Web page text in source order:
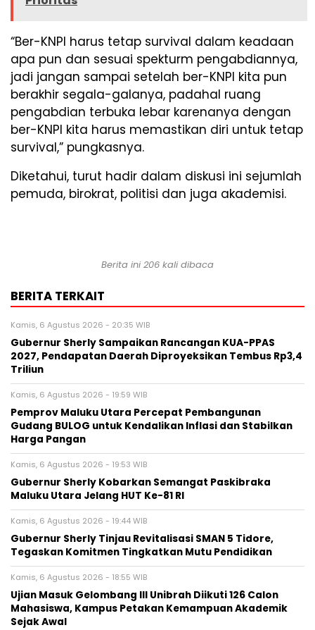
“Ber-KNPI harus tetap survival dalam keadaan
apa pun dan sesuai spekturm pengabdiannya,
jadi jangan sampai setelah ber-KNPI kita pun
berakhir segala-galanya, padahal ruang
pengabdian terbuka lebar karenanya dengan
ber-KNPI kita harus memastikan diri untuk tetap
survival,” pungkasnya.
Diketahui, turut hadir dalam diskusi ini sejumlah
pemuda, birokrat, politisi dan juga akademisi.
Berita ini 206 kali dibaca
BERITA TERKAIT
Kamis, 6 Agustus 2026 - 20:35 WIB
Gubernur Sherly Sampaikan Rancangan KUA-PPAS
2027, Pendapatan Daerah Diproyeksikan Tembus Rp3,4
Triliun
Kamis, 6 Agustus 2026 - 19:59 WIB
Pemprov Maluku Utara Percepat Pembangunan
Gudang BULOG untuk Kendalikan Inflasi dan Stabilkan
Harga Pangan
Kamis, 6 Agustus 2026 - 19:53 WIB
Gubernur Sherly Kobarkan Semangat Paskibraka
Maluku Utara Jelang HUT Ke-81 RI
Kamis, 6 Agustus 2026 - 19:44 WIB
Gubernur Sherly Tinjau Revitalisasi SMAN 5 Tidore,
Tegaskan Komitmen Tingkatkan Mutu Pendidikan
Kamis, 6 Agustus 2026 - 18:55 WIB
Ujian Masuk Gelombang III Unibrah Diikuti 126 Calon
Mahasiswa, Kampus Petakan Kemampuan Akademik
Sejak Awal